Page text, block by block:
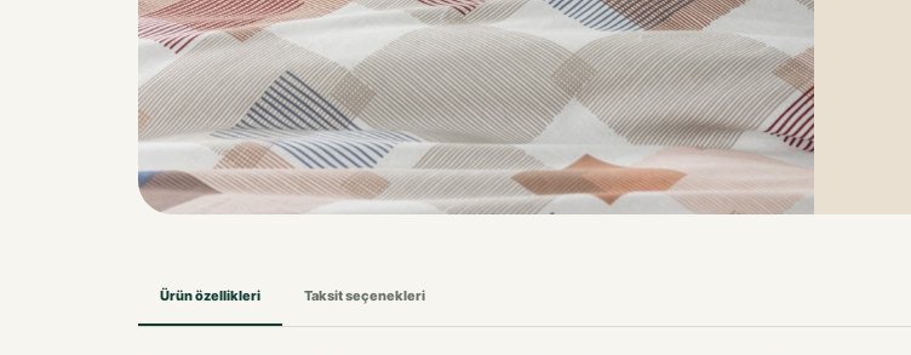
Ürün özellikleri Taksit seçenekleri